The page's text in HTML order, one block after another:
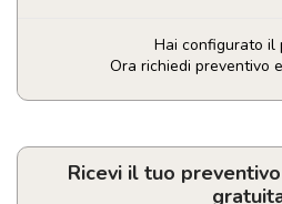
Hai configurato il
Ora richiedi preventivo
Portachiavi
acciaio
Ricevi il tuo